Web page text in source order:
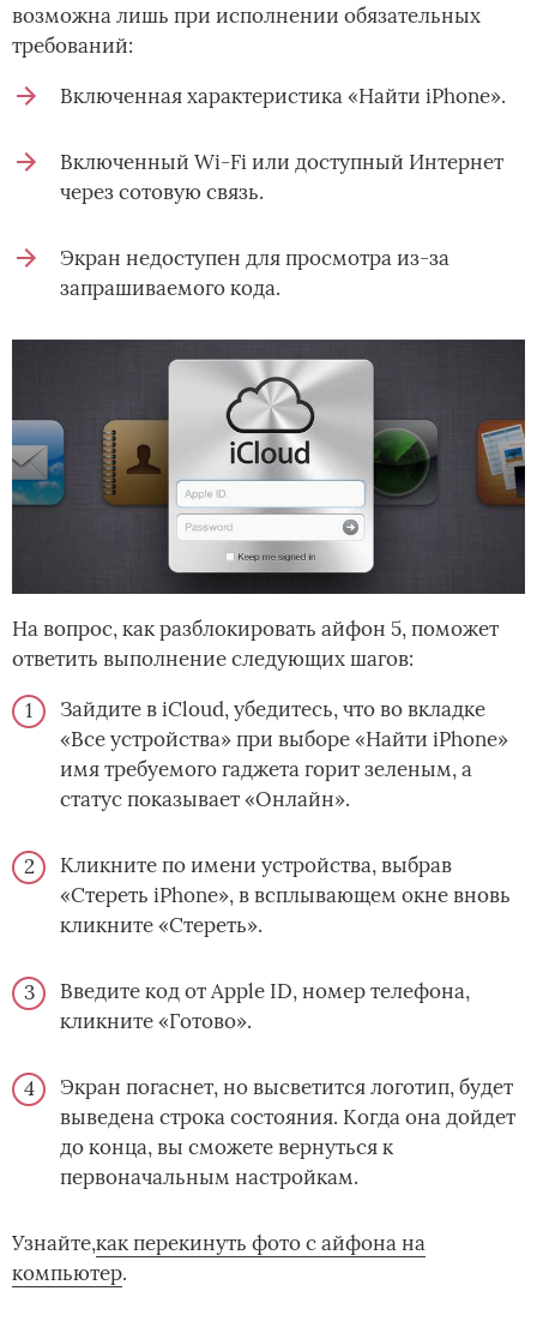
возможна лишь при исполнении обязательных
требований:
Включенная характеристика «Найти iPhone».
Включенный Wi-Fi или доступный Интернет
через сотовую связь.
Экран недоступен для просмотра из-за
запрашиваемого кода.
На вопрос, как разблокировать айфон 5, поможет
ответить выполнение следующих шагов:
Зайдите в iCloud, убедитесь, что во вкладке
«Все устройства» при выборе «Найти iPhone»
имя требуемого гаджета горит зеленым, а
статус показывает «Онлайн».
Кликните по имени устройства, выбрав
«Стереть iPhone», в всплывающем окне вновь
кликните «Стереть».
Введите код от Apple ID, номер телефона,
кликните «Готово».
Экран погаснет, но высветится логотип, будет
выведена строка состояния. Когда она дойдет
до конца, вы сможете вернуться к
первоначальным настройкам.
Узнайте,­­как перекинуть фото с айфона на
компьютер.